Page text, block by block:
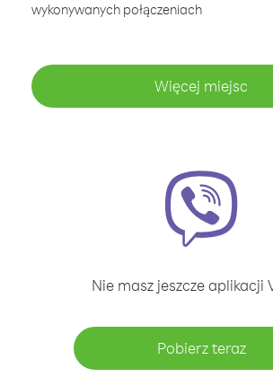
wykonywanych połączeniach
Więcej miejsc
Nie masz jeszcze aplikacji
Pobierz teraz